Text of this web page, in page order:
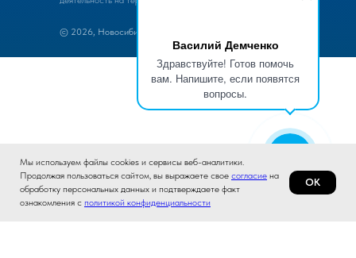
Василий Демченко
Здравствуйте! Готов помочь
вам. Напишите, если появятся
вопросы.
Мы используем файлы cookies и сервисы веб-аналитики.
Продолжая пользоваться сайтом, вы выражаете свое согласие на
обработку персональных данных и подтверждаете факт
ознакомления с политикой конфиденциальности
ОК
© 2026, Новосибирский завод конденсаторов